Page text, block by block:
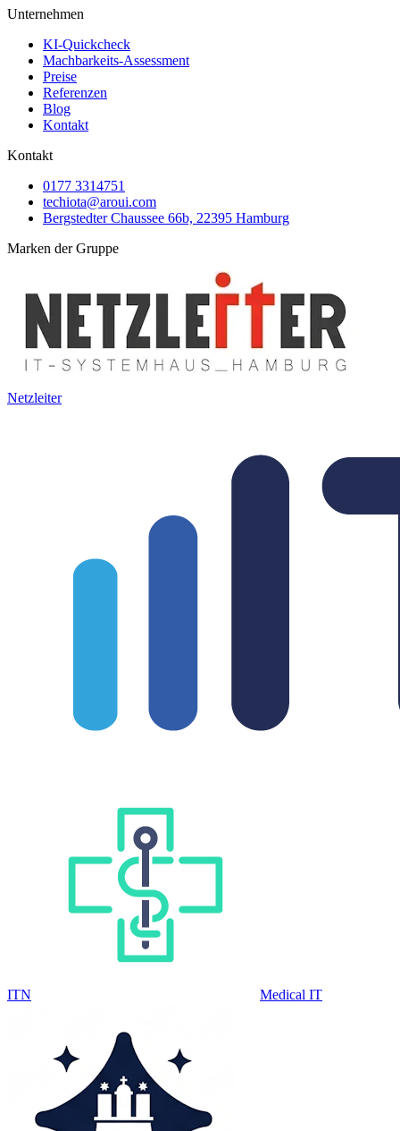
Unternehmen
KI-Quickcheck
Machbarkeits-Assessment
Preise
Referenzen
Blog
Kontakt
Kontakt
0177 3314751
techiota@aroui.com
Bergstedter Chaussee 66b, 22395 Hamburg
Marken der Gruppe
Netzleiter
ITN Medical IT